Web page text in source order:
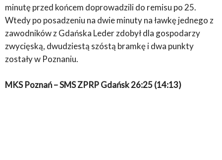
minutę przed końcem doprowadzili do remisu po 25.
Wtedy po posadzeniu na dwie minuty na ławkę jednego z
zawodników z Gdańska Leder zdobył dla gospodarzy
zwycięską, dwudziestą szóstą bramkę i dwa punkty
zostały w Poznaniu.
MKS Poznań – SMS ZPRP Gdańsk 26:25 (14:13)